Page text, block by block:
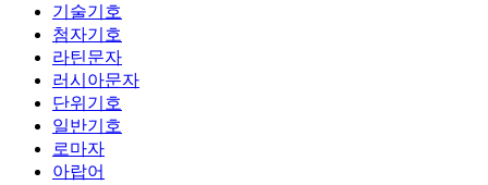
기술기호
첨자기호
라틴문자
러시아문자
단위기호
일반기호
로마자
아랍어